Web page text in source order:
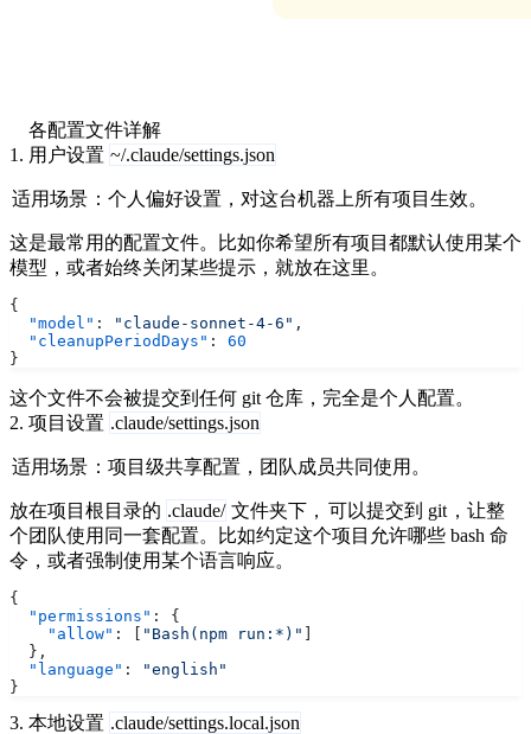
各配置文件详解
1. 用户设置 ~/.claude/settings.json
适用场景 ：个人偏好设置，对这台机器上所有项目生效。
这是最常用的配置文件。比如你希望所有项目都默认使用某个
模型，或者始终关闭某些提示，就放在这里。
{
  "model"
: "claude-sonnet-4-6" ,
  "cleanupPeriodDays"
: 60
}
这个文件不会被提交到任何 git 仓库，完全是个人配置。
2. 项目设置 .claude/settings.json
适用场景 ：项目级共享配置，团队成员共同使用。
放在项目根目录的 .claude/ 文件夹下， 可以提交到 git ，让整
个团队使用同一套配置。比如约定这个项目允许哪些 bash 命
令，或者强制使用某个语言响应。
{
  "permissions"
: {
    "allow"
: [ "Bash(npm run:*)"
  },
  "language"
:
"english"
}
3. 本地设置 .claude/settings.local.json